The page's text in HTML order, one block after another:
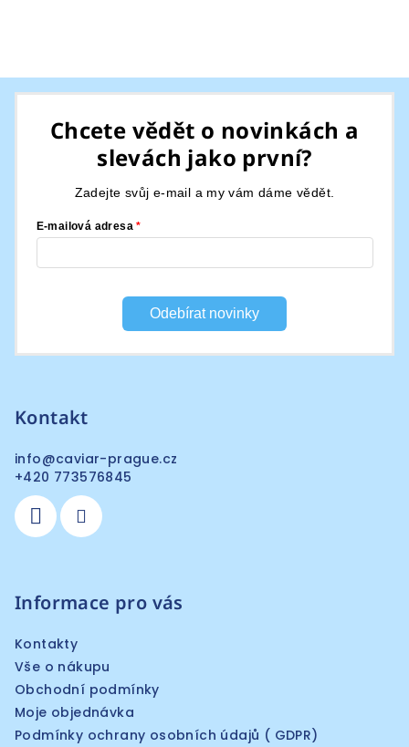
Chcete vědět o novinkách a
slevách jako první?
Zadejte svůj e-mail a my vám dáme vědět.
E-mailová adresa
Odebírat novinky
Kontakt
info@caviar-prague.cz
+420 773576845
Informace pro vás
Kontakty
Vše o nákupu
Obchodní podmínky
Moje objednávka
Podmínky ochrany osobních údajů ( GDPR)